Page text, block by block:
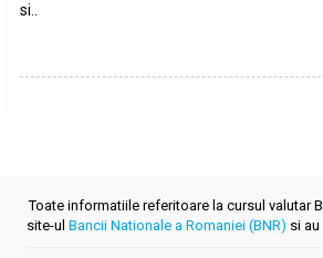
si..
Toate informatiile referitoare la cursul valutar
site-ul Bancii Nationale a Romaniei (BNR) si